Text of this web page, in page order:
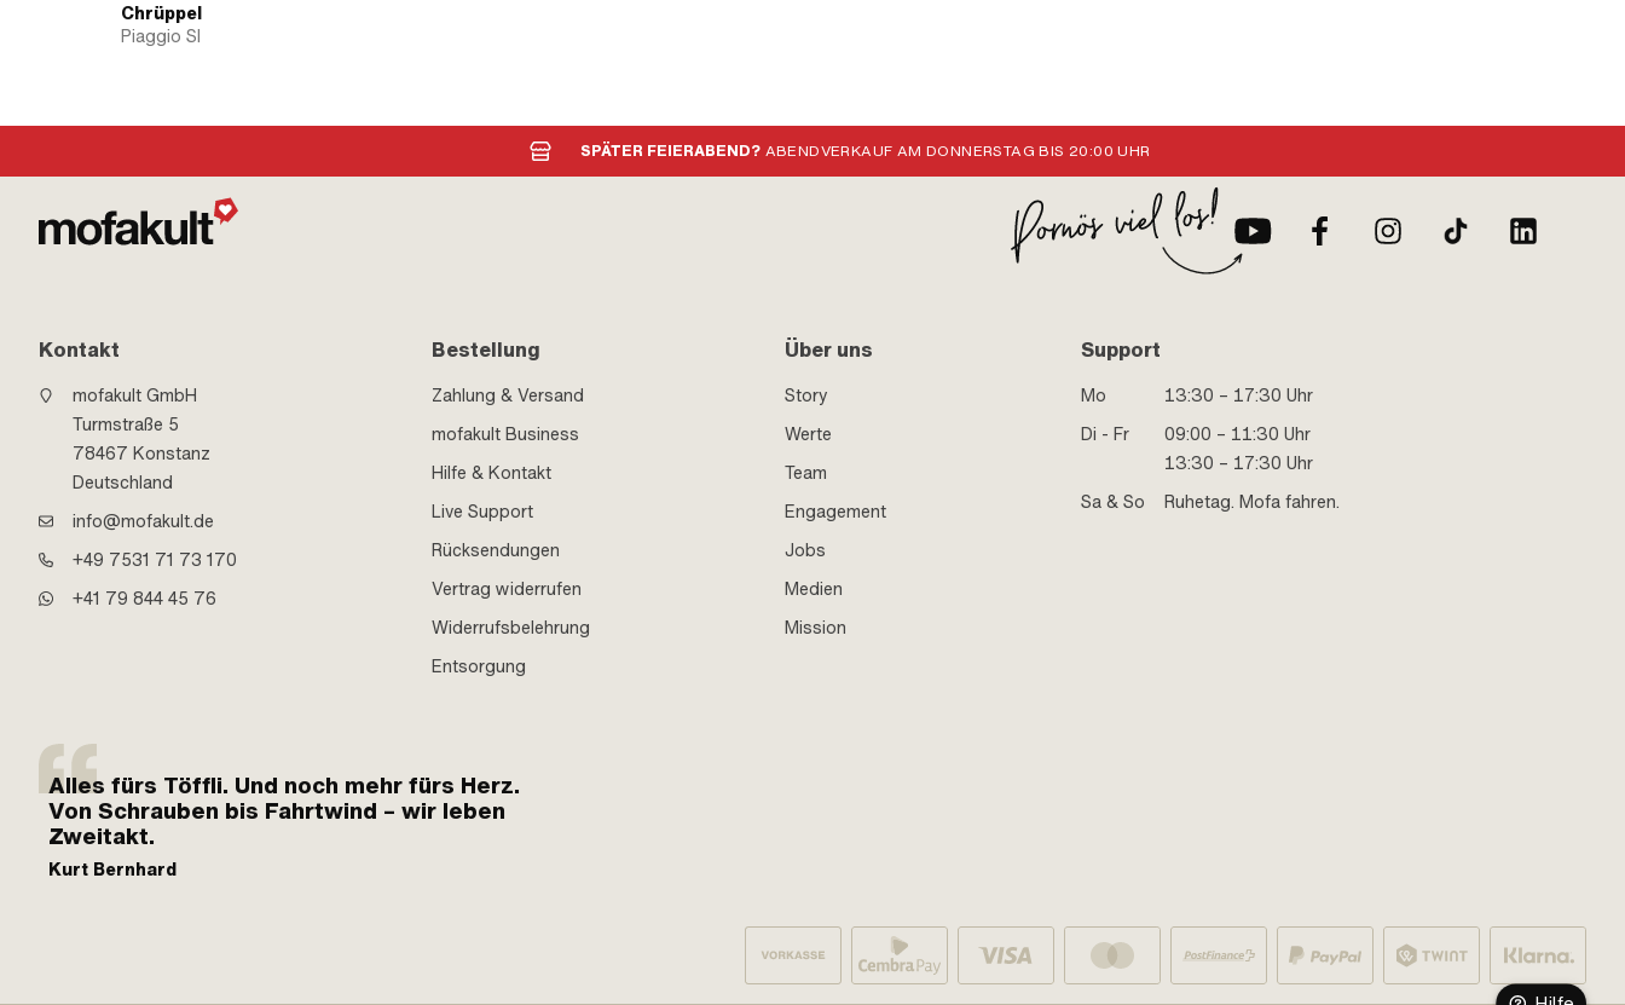
Chrüppel
Piaggio SI
SPÄTER FEIERABEND? ABENDVERKAUF AM DONNERSTAG BIS 20:00 UHR
Kontakt
mofakult GmbH
Turmstraße 5
78467 Konstanz
Deutschland
info@mofakult.de
+49 7531 71 73 170
+41 79 844 45 76
Bestellung
Zahlung & Versand
mofakult Business
Hilfe & Kontakt
Live Support
Rücksendungen
Vertrag widerrufen
Widerrufsbelehrung
Entsorgung
Über uns
Story
Werte
Team
Engagement
Jobs
Medien
Mission
Support
Mo
13:30 – 17:30 Uhr
Di - Fr
09:00 – 11:30 Uhr
13:30 – 17:30 Uhr
Sa & So
Ruhetag. Mofa fahren.
Alles fürs Töffli. Und noch mehr fürs Herz.
Von Schrauben bis Fahrtwind – wir leben
Zweitakt.
Kurt Bernhard